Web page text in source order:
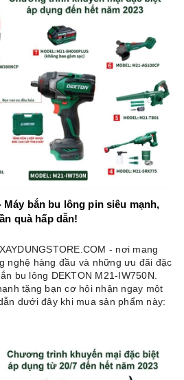
Máy bắn bu lông pin siêu mạnh,
quà hấp dẫn!
- nơi mang
nghệ hàng đầu và những ưu đãi đặc
bu lông DEKTON M21-IW750N.
tặng bạn cơ hội nhận ngay một
dưới đây khi mua sản phẩm này: